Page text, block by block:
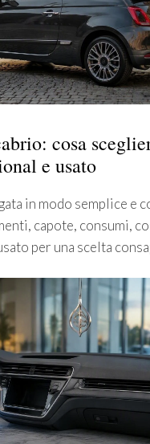
cosa
e usato
in modo semplice e
capote, consumi,
per una scelta